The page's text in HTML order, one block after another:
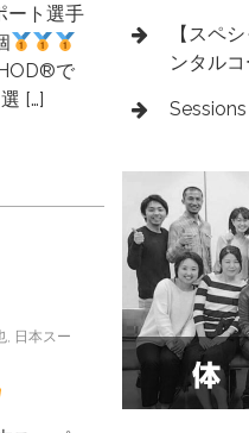
ート選手
で
[…]
, 日本スー
【スペ
ンタル
Sessions